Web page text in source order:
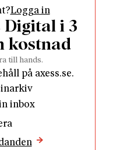
som få andra, hur
utveckling.
produktion och
av idéer och
än företagen som
för ekonomisk
och alla de
påverkar landets
Logga in
Digital i 3
kostnad
till hands.
på axess.se.
inbox